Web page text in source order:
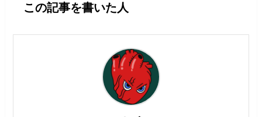
この記事を書いた人